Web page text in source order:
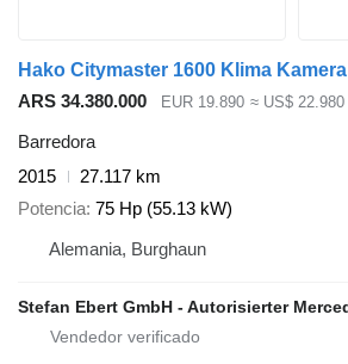
Hako Citymaster 1600 Klima Kamera
ARS 34.380.000
EUR 19.890 ≈ US$ 22.980
Barredora
2015
27.117 km
Potencia 75 Hp (55.13 kW)
Alemania, Burghaun